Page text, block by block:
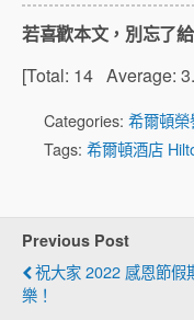
若喜歡本文，別忘了
[Total: 14 Average:
Categories: 希爾頓
Tags: 希爾頓酒店
Previous Post
祝大家 2022 感恩節假
樂！